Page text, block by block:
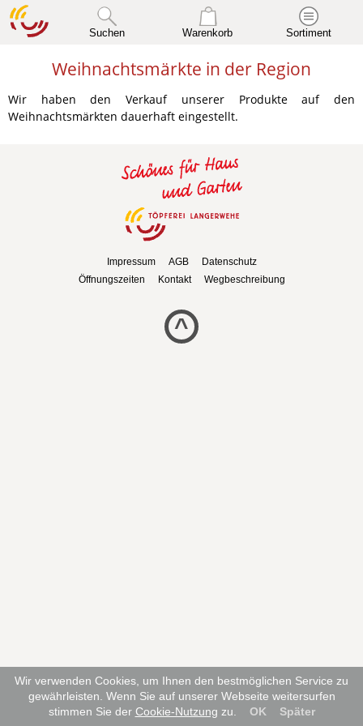
Suchen Warenkorb Sortiment
Weihnachtsmärkte in der Region
Wir haben den Verkauf unserer Produkte auf den
Weihnachtsmärkten dauerhaft eingestellt.
Impressum AGB
Datenschutz
Öffnungszeiten
Kontakt Wegbeschreibung
^
Wir verwenden Cookies, um Ihnen den bestmöglichen Service zu
gewährleisten. Wenn Sie auf unserer Webseite weitersurfen
stimmen Sie der Cookie-Nutzung zu. OK Später